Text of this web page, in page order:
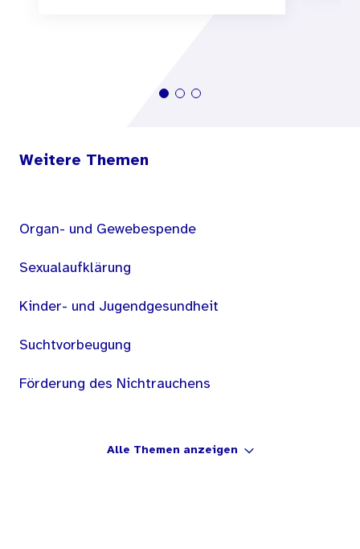
Weitere Themen
Organ- und Gewebespende
Sexualaufklärung
Kinder- und Jugendgesundheit
Suchtvorbeugung
Förderung des Nichtrauchens
Alle Themen anzeigen